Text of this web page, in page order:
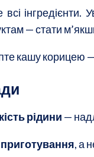
інгредієнти.
— стати
кашу корицею
рідини —
, а